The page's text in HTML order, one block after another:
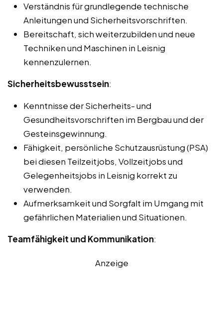
Verständnis für grundlegende technische
Anleitungen und Sicherheitsvorschriften.
Bereitschaft, sich weiterzubilden und neue
Techniken und Maschinen in Leisnig
kennenzulernen.
Sicherheitsbewusstsein:
Kenntnisse der Sicherheits- und
Gesundheitsvorschriften im Bergbau und der
Gesteinsgewinnung.
Fähigkeit, persönliche Schutzausrüstung (PSA)
bei diesen Teilzeitjobs, Vollzeitjobs und
Gelegenheitsjobs in Leisnig korrekt zu
verwenden.
Aufmerksamkeit und Sorgfalt im Umgang mit
gefährlichen Materialien und Situationen.
Teamfähigkeit und Kommunikation:
Anzeige